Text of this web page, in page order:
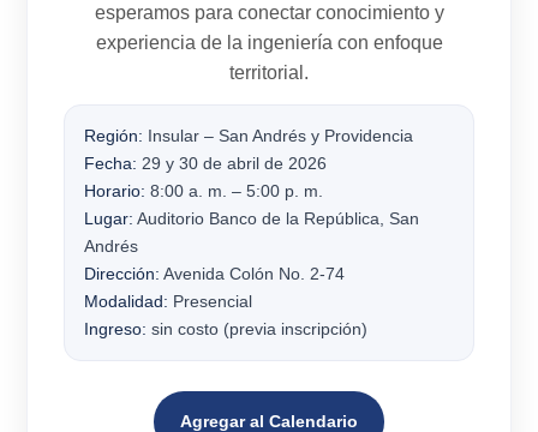
esperamos para conectar conocimiento y
experiencia de la ingeniería con enfoque
territorial.
Región: Insular – San Andrés y Providencia
Fecha: 29 y 30 de abril de 2026
Horario: 8:00 a. m. – 5:00 p. m.
Lugar: Auditorio Banco de la República, San
Andrés
Dirección: Avenida Colón No. 2-74
Modalidad: Presencial
Ingreso: sin costo (previa inscripción)
Agregar al Calendario